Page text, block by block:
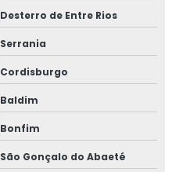
Desterro de Entre Rios
Serrania
Cordisburgo
Baldim
Bonfim
São Gonçalo do Abaeté